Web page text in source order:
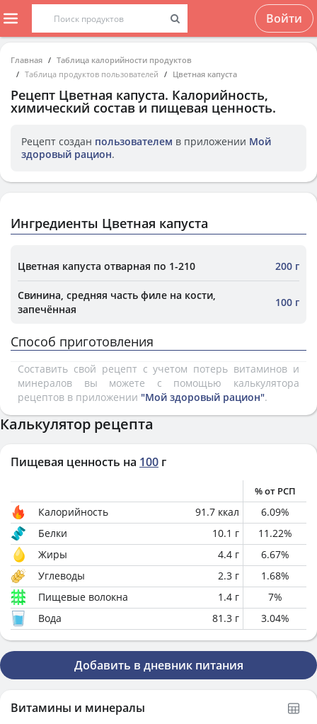
Войти
Главная
Таблица калорийности продуктов
Таблица продуктов пользователей
Цветная капуста
Рецепт Цветная капуста. Калорийность,
химический состав и пищевая ценность.
Рецепт создан пользователем в приложении Мой
здоровый рацион.
Ингредиенты Цветная капуста
Цветная капуста отварная по 1-210 200 г
Свинина, средняя часть филе на кости,
запечённая
100 г
Способ приготовления
Составить свой рецепт с учетом потерь витаминов и
минералов вы можете с помощью калькулятора
рецептов в приложении "Мой здоровый рацион".
Калькулятор рецепта
Пищевая ценность на 100 г
% от РСП
Калорийность 91.7 ккал 6.09%
Белки
10.1 г 11.22%
Жиры
4.4 г 6.67%
Углеводы
2.3 г 1.68%
Пищевые волокна
1.4 г 7%
Вода
81.3 г 3.04%
Добавить в дневник питания
Витамины и минералы